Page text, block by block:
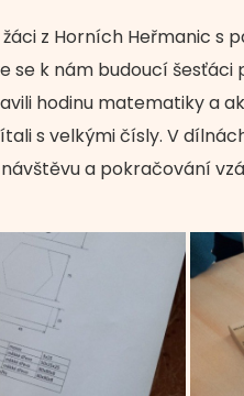
z Horních Heřmanic s
se k nám budoucí
hodinu matematiky a
s velkými čísly. V
a pokračování